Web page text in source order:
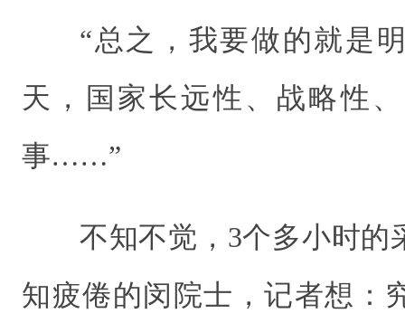
“总之，我要做的就是
天，国家长远性、战略性
事……”
不知不觉，3个多小时的
知疲倦的闵院士，记者想：